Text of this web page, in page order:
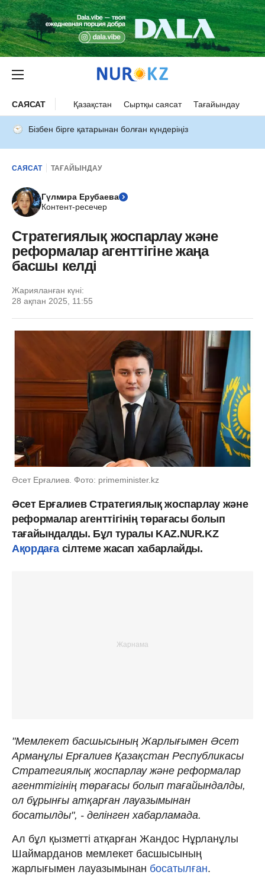
САЯСАТ Қазақстан Сыртқы саясат Тағайындау
Бізбен бірге қатарынан болған күндеріңіз
САЯСАТ ТАҒАЙЫНДАУ
Гүлмира Ерубаева
Контент-ресечер
Стратегиялық жоспарлау және
реформалар агенттігіне жаңа
басшы келді
Жарияланған күні:
28 ақпан 2025, 11:55
Әсет Ерғалиев. Фото: primeminister.kz
Әсет Ерғалиев Стратегиялық жоспарлау және
реформалар агенттігінің төрағасы болып
тағайындалды. Бұл туралы KAZ.NUR.KZ
Ақордаға сілтеме жасап хабарлайды.
"Мемлекет басшысының Жарлығымен Әсет
Арманұлы Ерғалиев Қазақстан Республикасы
Стратегиялық жоспарлау және реформалар
агенттігінің төрағасы болып тағайындалды,
ол бұрынғы атқарған лауазымынан
босатылды", - делінген хабарламада.
Ал бұл қызметті атқарған Жандос Нұрланұлы
Шаймарданов мемлекет басшысының
жарлығымен лауазымынан босатылған.